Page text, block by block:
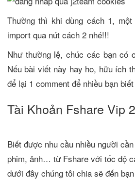
Thường thì khi dùng cách 1,
import qua nút cách 2 nhé!!!
Như thường lệ, chúc các bạn có
Nếu bài viết này hay ho, hữu ích
để lại 1 comment để nhiều bạn
Tài Khoản Fshare Vip
Biết được nhu cầu nhiều người
phim, ảnh… từ Fshare với tốc độ
dưới đây chúng tôi chia sẽ đến